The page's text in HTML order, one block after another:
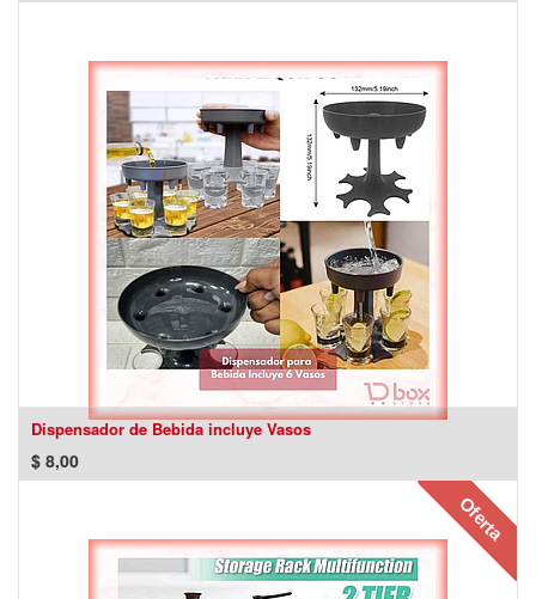
Dispensador de Bebida incluye Vasos
$ 8,00
Oferta